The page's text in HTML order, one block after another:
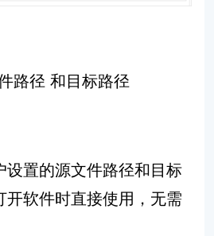
路径 和目标路径
设置的源文件路径和目标
开软件时直接使用，无需